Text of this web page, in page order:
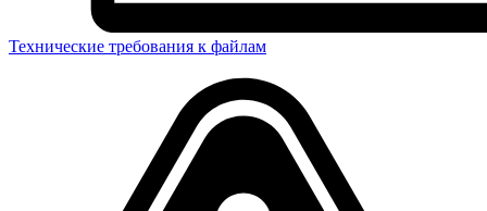
Технические требования к файлам